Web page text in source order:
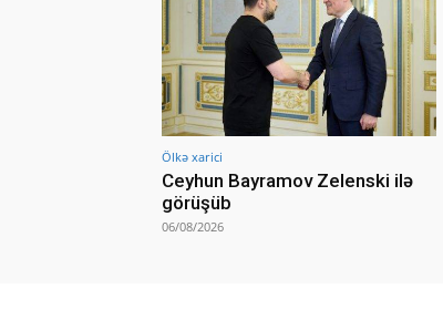
Ölkə xarici
Ceyhun Bayramov Zelenski ilə
görüşüb
06/08/2026